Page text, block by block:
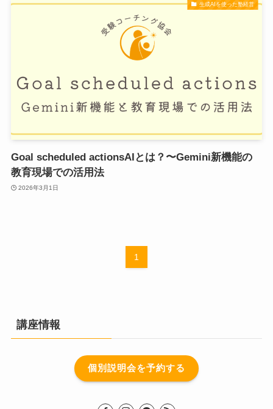
生成AIを使った塾経営
Goal scheduled actionsAIとは？〜Gemini新機能の
教育現場での活用法
2026年3月1日
1
講座情報
個別説明会を予約する